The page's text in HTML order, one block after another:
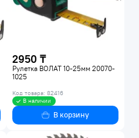
2950 ₸
Рулетка ВОЛАТ 10-25мм 20070-
1025
Код товара: 82416
В наличии
В корзину